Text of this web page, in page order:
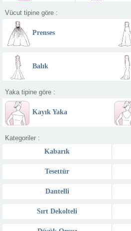
Vücut tipine göre :
Prenses
Balık
Yaka tipine göre :
Kayık Yaka
Kategoriler :
Kabarık
Tesettür
Dantelli
Sırt Dekolteli